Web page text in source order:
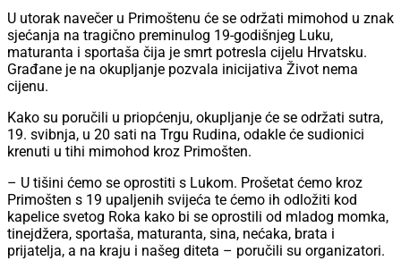
U utorak navečer u Primoštenu će se održati mimohod u znak
sjećanja na tragično preminulog 19-godišnjeg Luku,
maturanta i sportaša čija je smrt potresla cijelu Hrvatsku.
Građane je na okupljanje pozvala inicijativa Život nema
cijenu.
Kako su poručili u priopćenju, okupljanje će se održati sutra,
19. svibnja, u 20 sati na Trgu Rudina, odakle će sudionici
krenuti u tihi mimohod kroz Primošten.
– U tišini ćemo se oprostiti s Lukom. Prošetat ćemo kroz
Primošten s 19 upaljenih svijeća te ćemo ih odložiti kod
kapelice svetog Roka kako bi se oprostili od mladog momka,
tinejdžera, sportaša, maturanta, sina, nećaka, brata i
prijatelja, a na kraju i našeg diteta – poručili su organizatori.